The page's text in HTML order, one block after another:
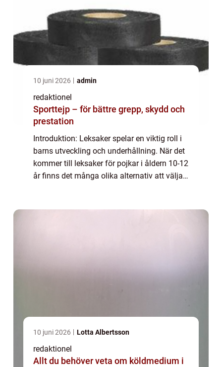
10 juni 2026 admin
redaktionel
Sporttejp – för bättre grepp, skydd och
prestation
Introduktion: Leksaker spelar en viktig roll i
barns utveckling och underhållning. När det
kommer till leksaker för pojkar i åldern 10-12
år finns det många olika alternativ att välja
10 juni 2026 Lotta Albertsson
redaktionel
Allt du behöver veta om köldmedium i